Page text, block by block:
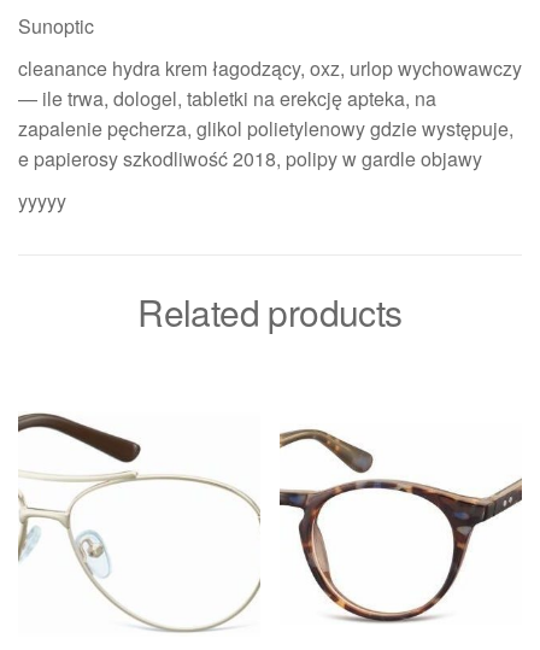
Sunoptic
cleanance hydra krem łagodzący, oxz, urlop wychowawczy
— ile trwa, dologel, tabletki na erekcję apteka, na
zapalenie pęcherza, glikol polietylenowy gdzie występuje,
e papierosy szkodliwość 2018, polipy w gardle objawy
yyyyy
Related products